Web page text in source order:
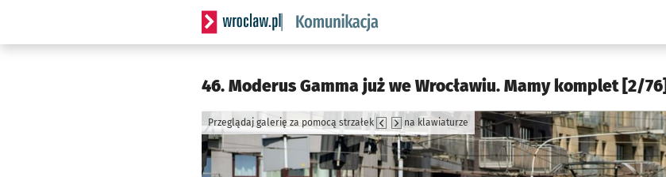
Serwis informacyjny wroclaw.pl podserwis: Komunikacja
46. Moderus Gamma już we Wrocławiu. Mamy komplet [2/76]
Przeglądaj galerię za pomocą strzałek na klawiaturze